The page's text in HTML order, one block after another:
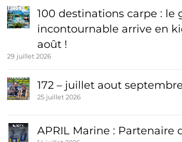
100 destinations carpe : le
incontournable arrive en
août !
29 juillet 2026
172 – juillet aout
25 juillet 2026
APRIL Marine : Partenaire